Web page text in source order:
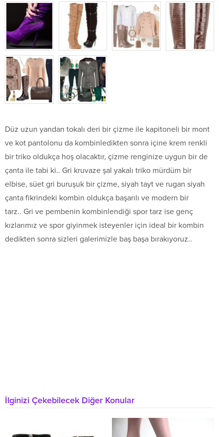
Düz uzun yandan tokalı deri bir çizme ile kapitoneli bir mont
ve kot pantolonu da kombinledikten sonra içine krem renkli
bir triko oldukça hoş olacaktır, çizme renginize uygun bir de
çanta ile tabi ki.. Gri kruvaze şal yakalı triko mürdüm bir
elbise, süet gri buruşuk bir çizme, siyah tayt ve rugan siyah
çanta fikrindeki kombin oldukça başarılı ve modern bir
tarz.. Gri ve pembenin kombinlendiği spor tarz ise genç
kızlarımız ve spor giyinmek isteyenler için ideal bir kombin
dedikten sonra sizleri galerimizle baş başa bırakıyoruz..
İlginizi Çekebilecek Diğer Konular